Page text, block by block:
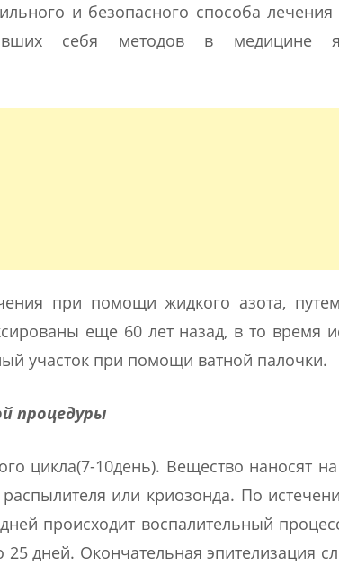
и безопасного способа
себя методов в медицине
при помощи жидкого азота,
еще 60 лет назад, в то время
участок при помощи ватной палочки.
процедуры
цикла(7-10день). Вещество наносят
или криозонда. По
происходит воспалительный
дней. Окончательная эпителизация